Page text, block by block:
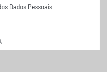
Dados Pessoais